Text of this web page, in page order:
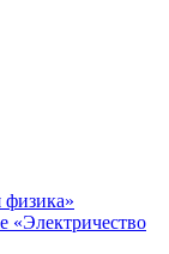
физика»
«Электричество